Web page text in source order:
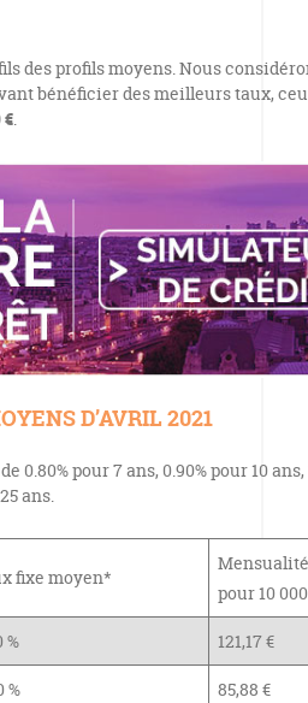
des profils moyens. Nous
bénéficier des meilleurs taux,
€.
D’AVRIL 2021
pour 7 ans, 0.90% pour 10 ans,
ans.
fixe moyen*
Mensualité
pour 10
% 121,17 €
% 85,88 €